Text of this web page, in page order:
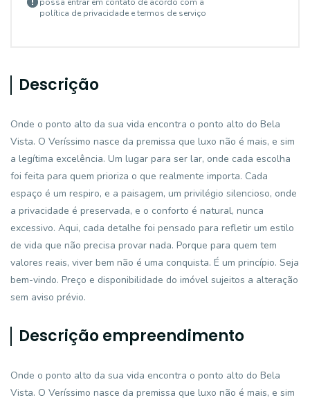
política de privacidade e termos de serviço
Descrição
Onde o ponto alto da sua vida encontra o ponto alto do Bela
Vista. O Veríssimo nasce da premissa que luxo não é mais, e sim
a legítima excelência. Um lugar para ser lar, onde cada escolha
foi feita para quem prioriza o que realmente importa. Cada
espaço é um respiro, e a paisagem, um privilégio silencioso, onde
a privacidade é preservada, e o conforto é natural, nunca
excessivo. Aqui, cada detalhe foi pensado para refletir um estilo
de vida que não precisa provar nada. Porque para quem tem
valores reais, viver bem não é uma conquista. É um princípio. Seja
bem-vindo. Preço e disponibilidade do imóvel sujeitos a alteração
sem aviso prévio.
Descrição empreendimento
Onde o ponto alto da sua vida encontra o ponto alto do Bela
Vista. O Veríssimo nasce da premissa que luxo não é mais, e sim